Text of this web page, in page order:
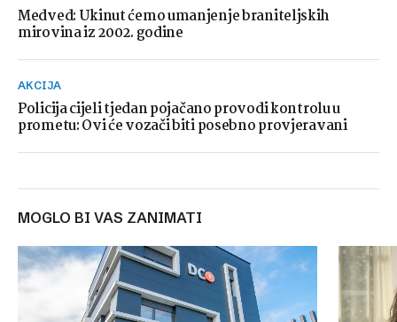
Medved: Ukinut ćemo umanjenje braniteljskih
mirovina iz 2002. godine
AKCIJA
Policija cijeli tjedan pojačano provodi kontrolu u
prometu: Ovi će vozači biti posebno provjeravani
MOGLO BI VAS ZANIMATI